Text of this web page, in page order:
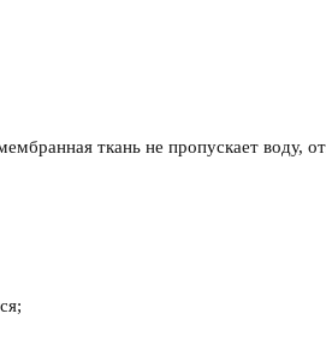
ткань не пропускает воду,